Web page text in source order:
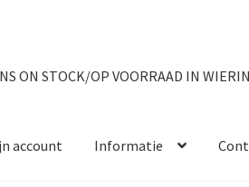
ON STOCK/OP VOORRAAD IN
account Informatie